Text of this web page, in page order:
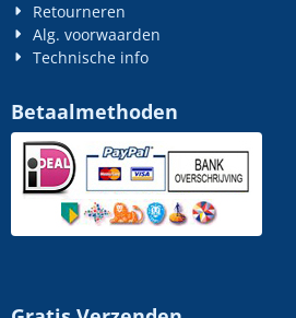
Retourneren
Alg. voorwaarden
Technische info
Betaalmethoden